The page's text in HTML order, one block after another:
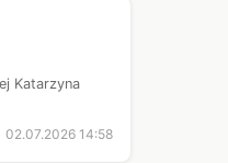
Katarzyna
02.07.2026 14:58